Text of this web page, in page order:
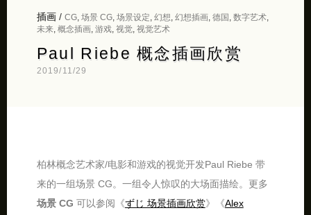
插画/ CG, 场景 CG, 场景设定 幻想 幻想插画, 德国 数字艺术,
未来, 概念插画, 游戏, 视觉 视觉艺术
Paul Riebe 概念插画欣赏
2019/11/29
柏林概念艺术家/电影和游戏的视觉开发Paul Riebe 带
来的一组场景 CG。一组令人惊叹的大场面描绘。更多
场景 CG 可以参阅《ずじ 场景插画欣赏》《Alex